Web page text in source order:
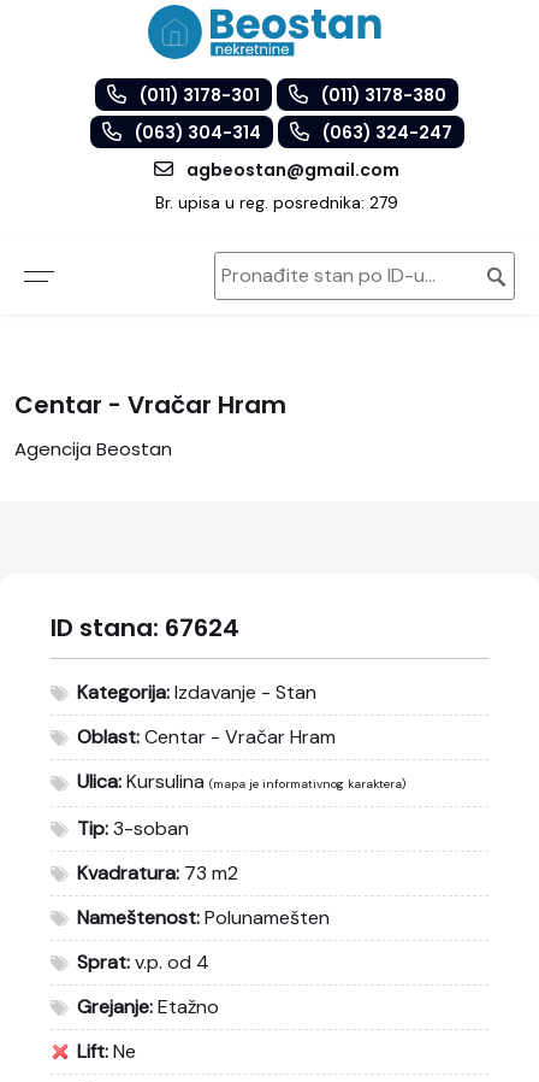
(011) 3178-301
(011) 3178-380
(063) 304-314
(063) 324-247
agbeostan@gmail.com
Br. upisa u reg. posrednika: 279
Centar - Vračar Hram
Agencija Beostan
ID stana: 67624
Kategorija:Izdavanje - Stan
Oblast:Centar - Vračar Hram
Ulica:Kursulina (mapa je informativnog karaktera)
Tip:3-soban
Kvadratura: 73 m2
Nameštenost:Polunamešten
Sprat:v.p. od 4
Grejanje:Etažno
Lift:Ne